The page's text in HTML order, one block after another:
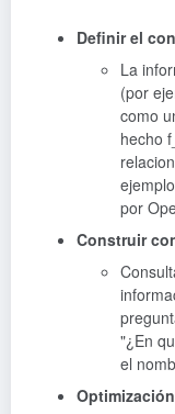
Definir el
La
(por
como
hecho
por
Construir
"¿En
el